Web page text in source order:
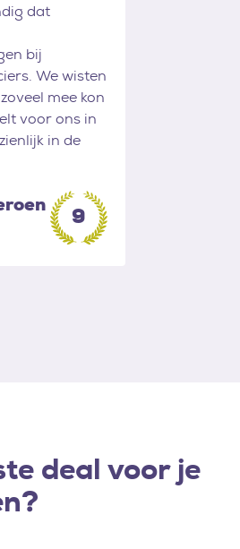
dat
bij
We wisten
mee kon
voor ons in
in de
9
deal voor je